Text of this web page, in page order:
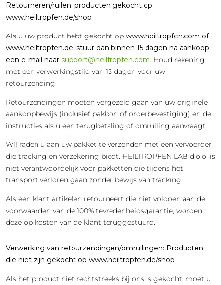
Retourneren/ruilen: producten gekocht op
www.heiltropfen.de/shop
Als u uw product hebt gekocht op www.heiltropfen.com of
www.heiltropfen.de, stuur dan binnen 15 dagen na aankoop
een e-mail naar support@heiltropfen.com. Houd rekening
met een verwerkingstijd van 15 dagen voor uw
retourzending.
Retourzendingen moeten vergezeld gaan van uw originele
aankoopbewijs (inclusief pakbon of orderbevestiging) en de
instructies als u een terugbetaling of omruiling aanvraagt.
Wij raden u aan uw pakket te verzenden met een vervoerder
die tracking en verzekering biedt. HEILTROPFEN LAB d.o.o. is
niet verantwoordelijk voor pakketten die tijdens het
transport verloren gaan zonder bewijs van tracking.
Als een klant artikelen retourneert die niet voldoen aan de
voorwaarden van de 100% tevredenheidsgarantie, worden
deze op kosten van de klant teruggestuurd.
Verwerking van retourzendingen/omruilingen: Producten
die niet zijn gekocht op www.heiltropfen.de/shop
Als het product niet rechtstreeks bij ons is gekocht, moet u